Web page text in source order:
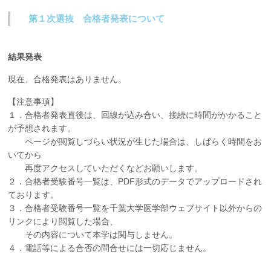
第１次選抜 合格者発表について
結果発表
現在、合格発表はありません。
【注意事項】
１．合格者発表直後は、回線が込み合い、接続に時間がかかること
が予想されます。
ページが閲覧しづらい状況が生じた場合は、しばらく時間をお
いてから
再度アクセスしていただくなどお願いします。
２．合格者受験番号一覧は、PDF形式のデータでアップロードされ
ております。
３．合格者受験番号一覧を千葉大学医学部ウェブサイト以外からの
リンクにより閲覧した場合、
その内容について本学は関与しません。
４．電話等による合否の問合せには一切応じません。